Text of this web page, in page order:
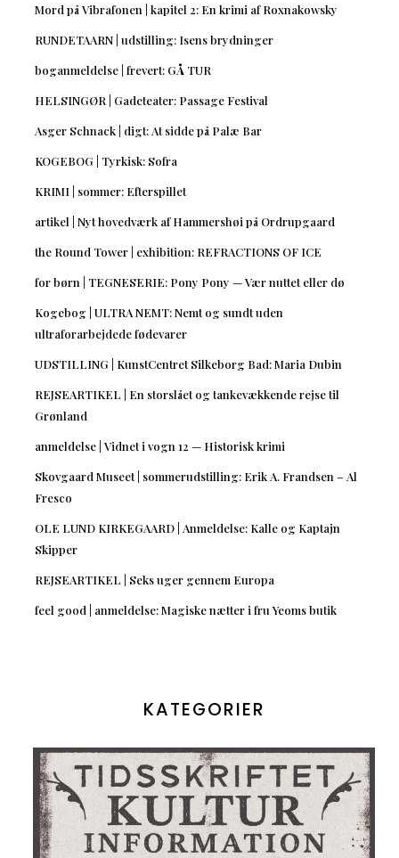
Mord på Vibrafonen | kapitel 2: En krimi af Roxnakowsky
RUNDETAARN | udstilling: Isens brydninger
boganmeldelse | frevert: GÅ TUR
HELSINGØR | Gadeteater: Passage Festival
Asger Schnack | digt: At sidde på Palæ Bar
KOGEBOG | Tyrkisk: Sofra
KRIMI | sommer: Efterspillet
artikel | Nyt hovedværk af Hammershøi på Ordrupgaard
the Round Tower | exhibition: REFRACTIONS OF ICE
for børn | TEGNESERIE: Pony Pony — Vær nuttet eller dø
Kogebog | ULTRA NEMT: Nemt og sundt uden
ultraforarbejdede fødevarer
UDSTILLING | KunstCentret Silkeborg Bad: Maria Dubin
REJSEARTIKEL | En storslået og tankevækkende rejse til
Grønland
anmeldelse | Vidnet i vogn 12 — Historisk krimi
Skovgaard Museet | sommerudstilling: Erik A. Frandsen – Al
Fresco
OLE LUND KIRKEGAARD | Anmeldelse: Kalle og Kaptajn
Skipper
REJSEARTIKEL | Seks uger gennem Europa
feel good | anmeldelse: Magiske nætter i fru Yeoms butik
KATEGORIER